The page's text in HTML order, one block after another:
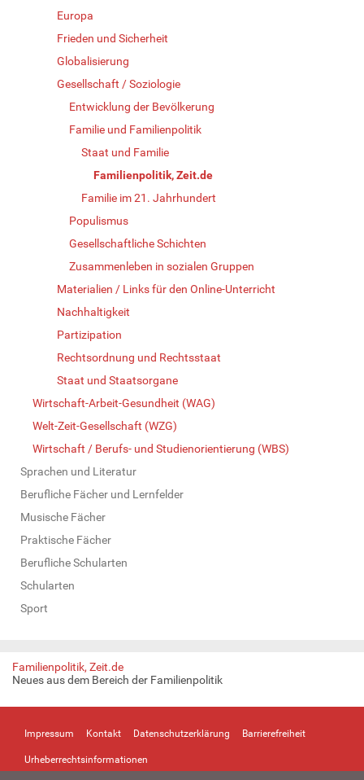
Europa
Frieden und Sicherheit
Globalisierung
Gesellschaft / Soziologie
Entwicklung der Bevölkerung
Familie und Familienpolitik
Staat und Familie
Familienpolitik, Zeit.de
Familie im 21. Jahrhundert
Populismus
Gesellschaftliche Schichten
Zusammenleben in sozialen Gruppen
Materialien / Links für den Online-Unterricht
Nachhaltigkeit
Partizipation
Rechtsordnung und Rechtsstaat
Staat und Staatsorgane
Wirtschaft-Arbeit-Gesundheit (WAG)
Welt-Zeit-Gesellschaft (WZG)
Wirtschaft / Berufs- und Studienorientierung (WBS)
Sprachen und Literatur
Berufliche Fächer und Lernfelder
Musische Fächer
Praktische Fächer
Berufliche Schularten
Schularten
Sport
Familienpolitik, Zeit.de
Neues aus dem Bereich der Familienpolitik
Impressum Kontakt Datenschutzerklärung Barrierefreiheit
Urheberrechtsinformationen